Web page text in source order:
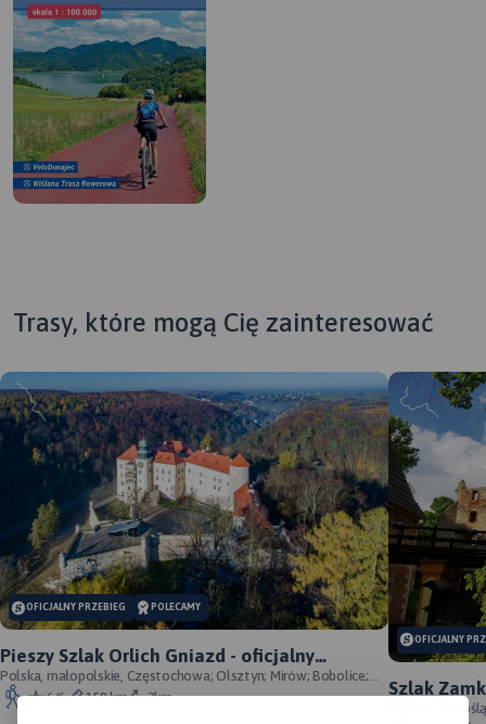
Trasy, które mogą Cię zainteresować
OFICJALNY PRZEBIEG POLECAMY
Pieszy Szlak Orlich Gniazd - oficjalny
przebieg szlaku
Polska, małopolskie, Częstochowa; Olsztyn; Mirów; Bobolice;
Morsko; Ogrodzieniec; Pilica; Smoleń; By
6/6 158 km 2km
OFICJALNY
Szlak
Polska,